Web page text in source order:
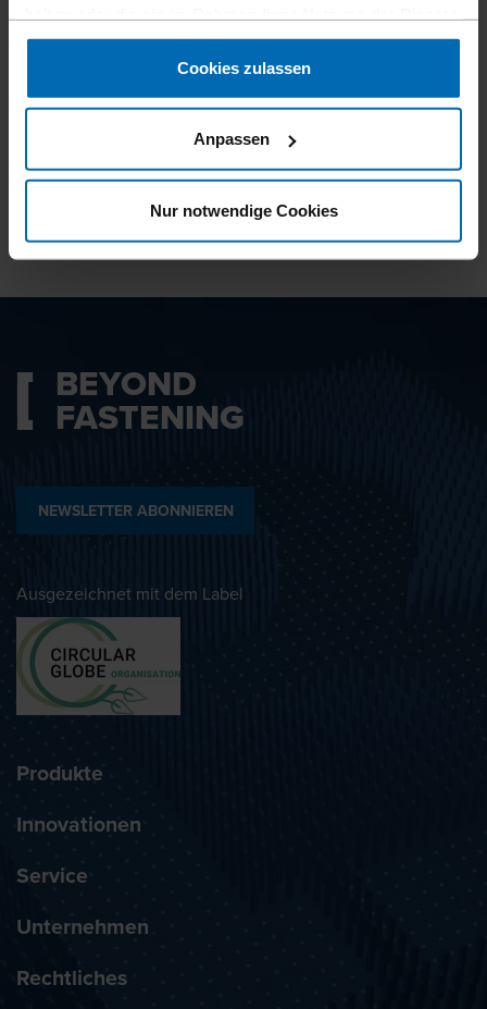
gesammelt haben.
Cookies zulassen
Anpassen
Nur notwendige Cookies
Datenschutzbestimmungen
BEYOND
FASTENING
NEWSLETTER ABONNIEREN
Ausgezeichnet mit dem Label
Produkte
Innovationen
Service
Unternehmen
Rechtliches